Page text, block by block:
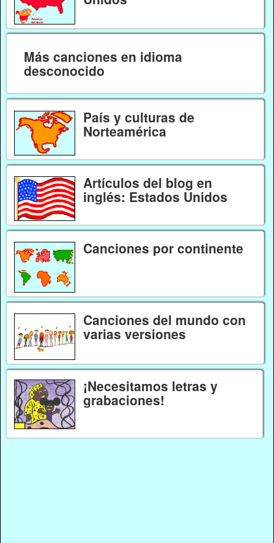
Más canciones en idioma
desconocido
País y culturas de
Norteamérica
Artículos del blog en
inglés: Estados Unidos
Canciones por continente
Canciones del mundo con
varias versiones
¡Necesitamos letras y
grabaciones!